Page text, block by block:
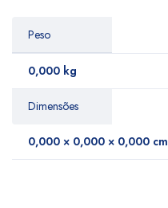
Peso
0,000 kg
Dimensões
0,000 × 0,000 × 0,000 cm